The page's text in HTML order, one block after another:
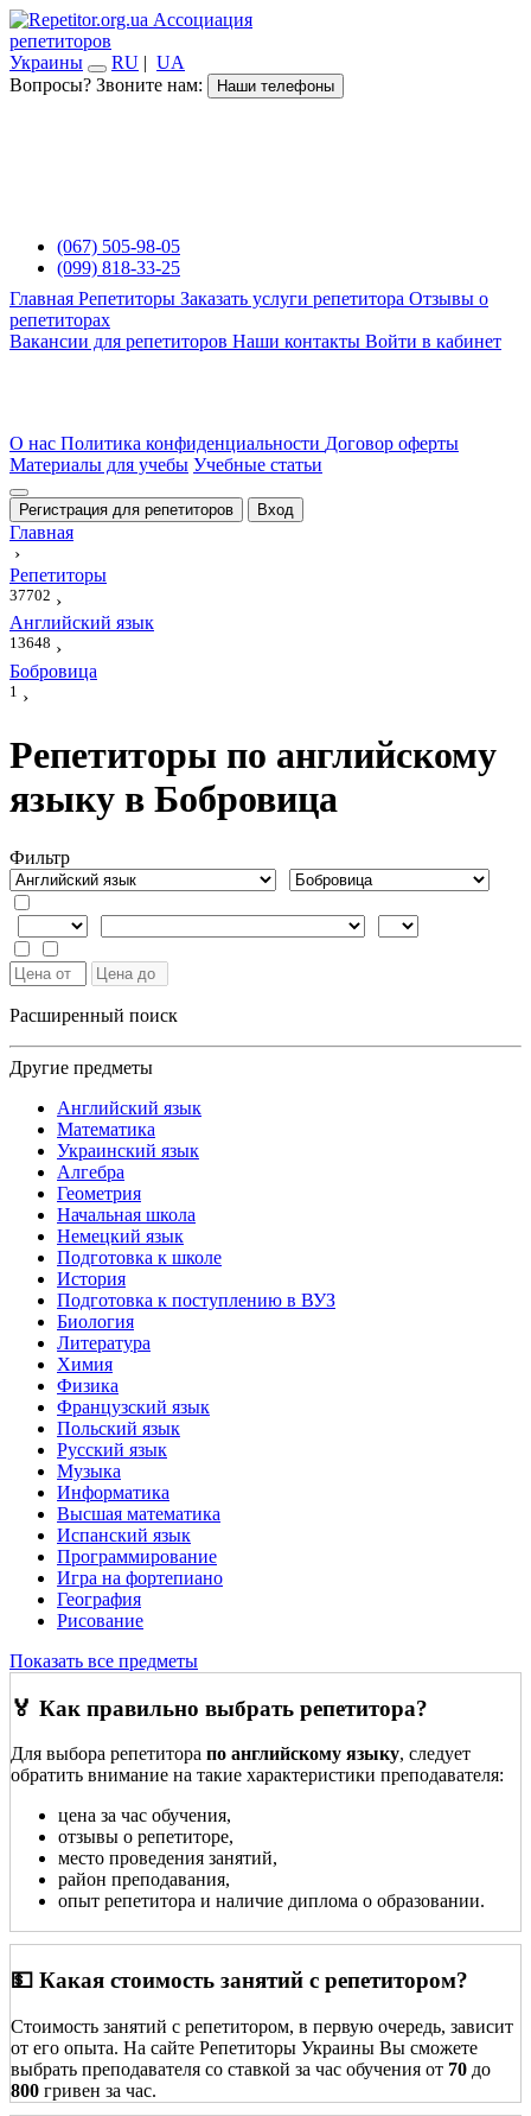
Ассоциация
репетиторов
Украины
RU | UA
Вопросы? Звоните нам:
Наши телефоны
(067) 505-98-05
(099) 818-33-25
Главная Репетиторы Заказать услуги репетитора Отзывы о
репетиторах
Вакансии для репетиторов Наши контакты Войти в кабинет
О нас Политика конфиденциальности Договор оферты
Материалы для учебы Учебные статьи
Регистрация для репетиторов Вход
Главная
›
Репетиторы
37702 ›
Английский язык
13648 ›
Бобровица
1 ›
Репетиторы по английскому
языку в Бобровица
Фильтр
Расширенный поиск
Другие предметы
Английский язык
Математика
Украинский язык
Алгебра
Геометрия
Начальная школа
Немецкий язык
Подготовка к школе
История
Подготовка к поступлению в ВУЗ
Биология
Литература
Химия
Физика
Французский язык
Польский язык
Русский язык
Музыка
Информатика
Высшая математика
Испанский язык
Программирование
Игра на фортепиано
География
Рисование
Показать все предметы
🏅 Как правильно выбрать репетитора?
Для выбора репетитора по английскому языку, следует
обратить внимание на такие характеристики преподавателя:
цена за час обучения,
отзывы о репетиторе,
место проведения занятий,
район преподавания,
опыт репетитора и наличие диплома о образовании.
💵 Какая стоимость занятий с репетитором?
Стоимость занятий с репетитором, в первую очередь, зависит
от его опыта. На сайте Репетиторы Украины Вы сможете
выбрать преподавателя со ставкой за час обучения от 70 до
800 гривен за час.